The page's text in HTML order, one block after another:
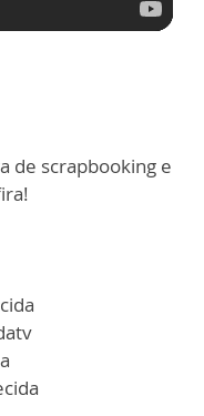
de scrapbooking e